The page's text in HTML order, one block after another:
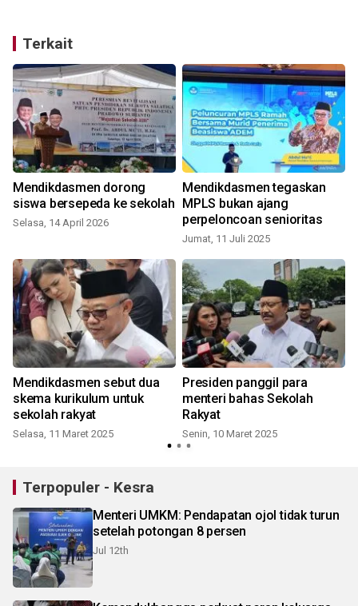
Terkait
Mendikdasmen dorong
siswa bersepeda ke sekolah
Selasa, 14 April 2026
Mendikdasmen tegaskan
MPLS bukan ajang
perpeloncoan senioritas
Jumat, 11 Juli 2025
Mendikdasmen sebut dua
skema kurikulum untuk
sekolah rakyat
Selasa, 11 Maret 2025
Presiden panggil para
menteri bahas Sekolah
Rakyat
Senin, 10 Maret 2025
Terpopuler - Kesra
Menteri UMKM: Pendapatan ojol tidak turun
setelah potongan 8 persen
Jul 12th